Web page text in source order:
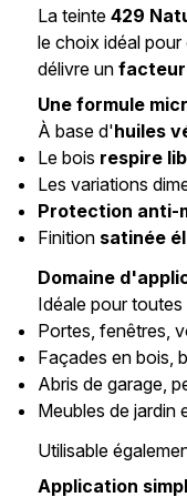
La teinte429
le choix idéal
délivre unfacteur
Une formule
À base d'huiles
Le bois respire
Les variations
Protection anti-
Finition satinée
Domaine
Idéale pour toutes
Portes, fenêtres,
Façades en bois,
Abris de garage,
Meubles de jardin
Utilisable
Application